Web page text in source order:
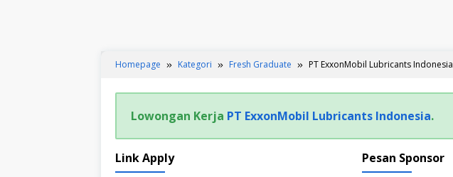
Homepage Kategori Fresh Graduate PT ExxonMobil Lubricants Indonesia
Lowongan Kerja PT ExxonMobil Lubricants Indonesia.
Link Apply Pesan Sponsor